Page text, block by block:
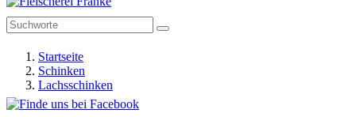
Startseite
Schinken
Lachsschinken